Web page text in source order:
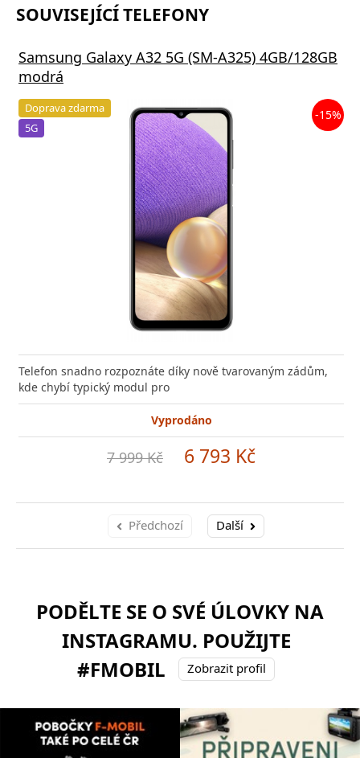
SOUVISEJÍCÍ TELEFONY
Samsung Galaxy A32 5G (SM-A325) 4GB/128GB
modrá
Doprava zdarma
5G
-15%
Telefon snadno rozpoznáte díky nově tvarovaným zádům,
kde chybí typický modul pro
Vyprodáno
7 999 Kč 6 793 Kč
Předchozí Další
PODĚLTE SE O SVÉ ÚLOVKY NA
INSTAGRAMU. POUŽIJTE
#FMOBIL
Zobrazit profil